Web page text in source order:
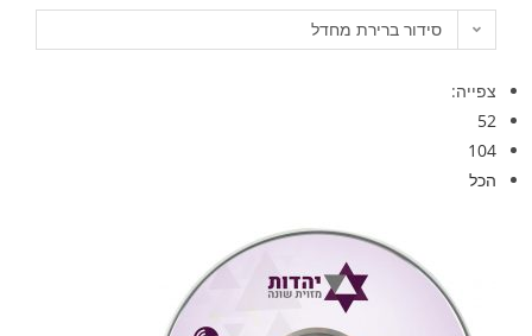
סידור ברירת מחדל
צפייה:
52
104
הכל